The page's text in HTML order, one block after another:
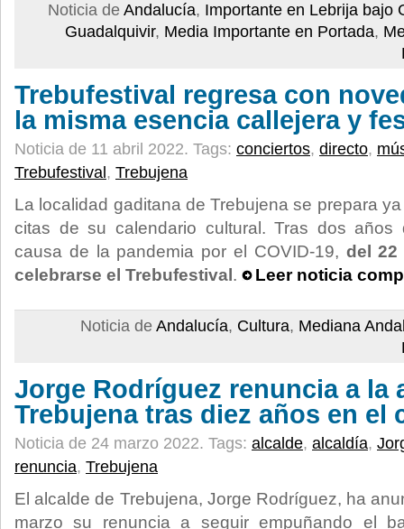
Noticia de Andalucía, Importante en Lebrija bajo
Guadalquivir, Media Importante en Portada,
Trebufestival regresa con
la misma esencia callejera y
Noticia de 11 abril 2022. Tags: conciertos, directo,
Trebufestival , Trebujena
La localidad gaditana de Trebujena se prepara
citas de su calendario cultural. Tras dos años
causa de la pandemia por el COVID-19, del 22
celebrarse el Trebufestival . Leer noticia
Noticia de Andalucía, Cultura, Mediana
Jorge Rodríguez renuncia a la
Trebujena tras diez años en el
Noticia de 24 marzo 2022. Tags: alcalde, alcaldía,
renuncia, Trebujena
El alcalde de Trebujena, Jorge Rodríguez, ha
marzo su renuncia a seguir empuñando el